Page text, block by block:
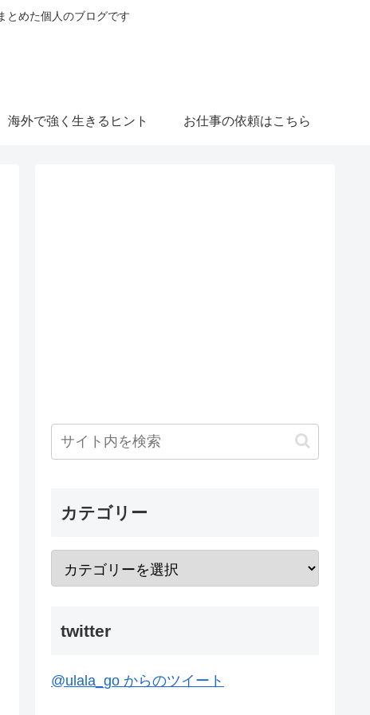
とめた個人のブログです
海外で強く生きるヒント お仕事の依頼はこちら
カテゴリー
twitter
@ulala_go からのツイート